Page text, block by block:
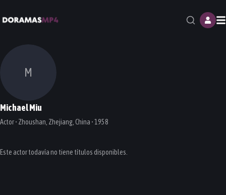
M
Michael Miu
Actor • Zhoushan, Zhejiang, China • 1958
Este actor todavía no tiene títulos disponibles.